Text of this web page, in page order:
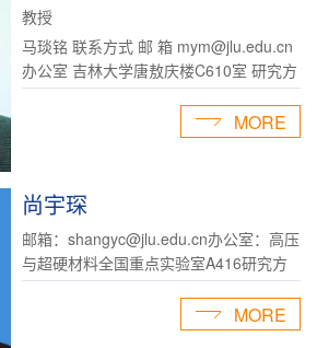
教授
马琰铭 联系方式 邮 箱 mym@jlu.edu.cn
办公室 吉林大学唐敖庆楼C610室 研究方
向 高压对材料结构、性质的影响与高压
相变 实验室 吉林大学唐敖庆楼C602室
主 页 http://mym.calypso.cn 个人简历 教
MORE
尚宇琛
邮箱：shangyc@jlu.edu.cn办公室：高压
与超硬材料全国重点实验室A416研究方
向：大腔体超高压技术、新型超硬碳材料
的高温高压合成实验室：高压与超硬材料
全国重点实验室个人简历：尚宇琛，男，
MORE